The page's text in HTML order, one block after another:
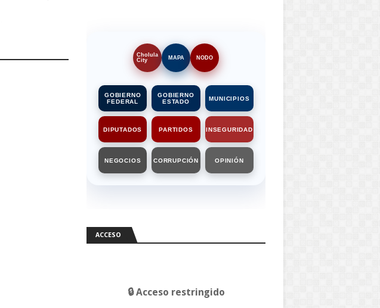
Cholula
City
MAPA NODO
GOBIERNO
FEDERAL
GOBIERNO
ESTADO
MUNICIPIOS
DIPUTADOS PARTIDOS INSEGURIDAD
NEGOCIOS CORRUPCIÓN OPINIÓN
ACCESO
🔒 Acceso restringido